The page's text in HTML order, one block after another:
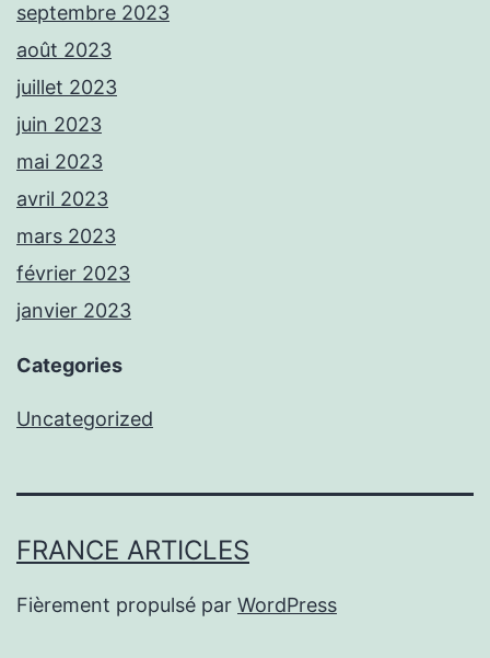
septembre 2023
août 2023
juillet 2023
juin 2023
mai 2023
avril 2023
mars 2023
février 2023
janvier 2023
Categories
Uncategorized
FRANCE ARTICLES
Fièrement propulsé par WordPress